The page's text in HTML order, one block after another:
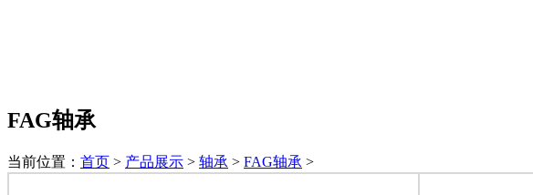
FAG轴承
当前位置： 首页 > 产品展示 > 轴承 > FAG轴承 >